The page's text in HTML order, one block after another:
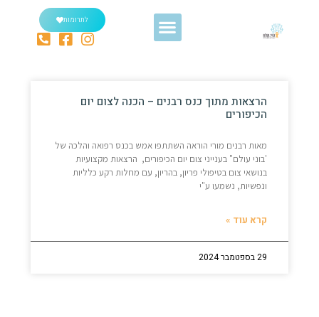
לתרומות
הרצאות מתוך כנס רבנים – הכנה לצום יום
הכיפורים
מאות רבנים מורי הוראה השתתפו אמש בכנס רפואה והלכה של
'בוני עולם" בענייני צום יום הכיפורים, הרצאות מקצועיות
בנושאי צום בטיפולי פריון, בהריון, עם מחלות רקע כלליות
ונפשיות, נשמעו ע"י
קרא עוד »
29 בספטמבר 2024